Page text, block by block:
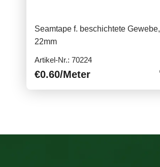
Seamtape f. beschichtete Gewebe,
22mm
Artikel-Nr.: 70224
€0.60/Meter